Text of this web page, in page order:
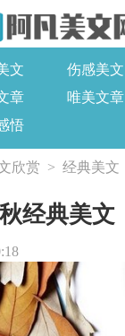
文 伤感美文
章 唯美文章
悟
欣赏 > 经典美文
经典美文